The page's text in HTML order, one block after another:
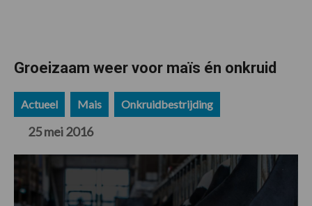
Groeizaam weer voor maïs én onkruid
Actueel Mais Onkruidbestrijding
25 mei 2016